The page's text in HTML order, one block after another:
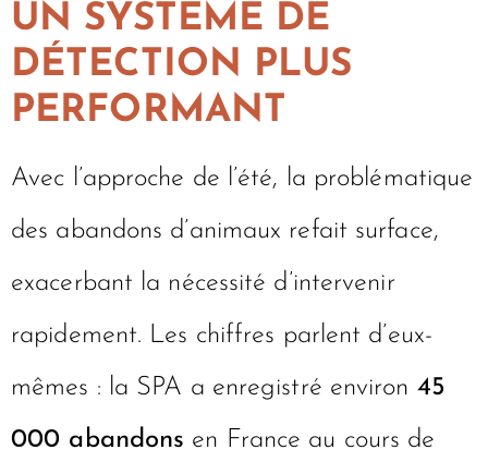
UN SYSTÈME DE
DÉTECTION PLUS
PERFORMANT
Avec l’approche de l’été, la problématique
des abandons d’animaux refait surface,
exacerbant la nécessité d’intervenir
rapidement. Les chiffres parlent d’eux-
mêmes : la SPA a enregistré environ 45
000 abandons en France au cours de